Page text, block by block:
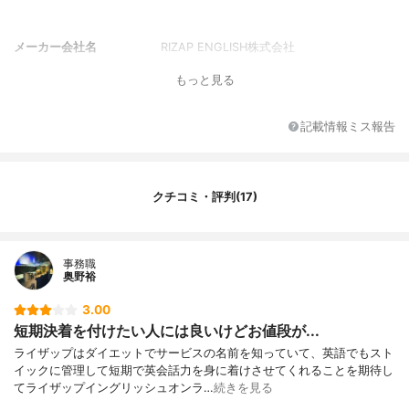
メーカー会社名 RIZAP ENGLISH株式会社
もっと見る
記載情報ミス報告
クチコミ・評判(17)
事務職
奥野裕
3.00
短期決着を付けたい人には良いけどお値段が...
ライザップはダイエットでサービスの名前を知っていて、英語でもスト
イックに管理して短期で英会話力を身に着けさせてくれることを期待し
てライザップイングリッシュオンラ…続きを見る